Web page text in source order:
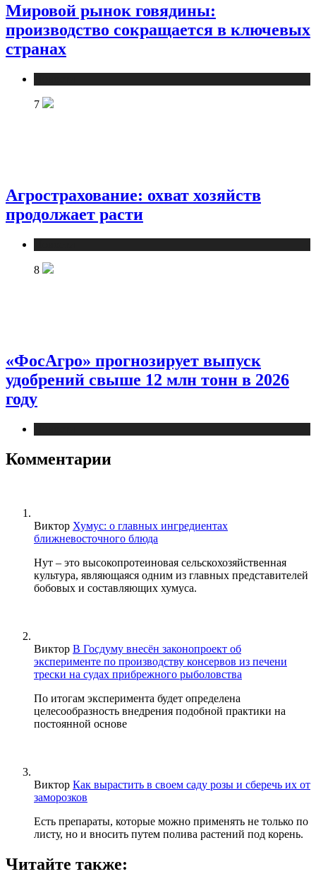
Мировой рынок говядины:
производство сокращается в ключевых
странах
7
Агрострахование: охват хозяйств
продолжает расти
8
«ФосАгро» прогнозирует выпуск
удобрений свыше 12 млн тонн в 2026
году
Комментарии
Виктор Хумус: о главных ингредиентах
ближневосточного блюда
Нут – это высокопротеиновая сельскохозяйственная
культура, являющаяся одним из главных представителей
бобовых и составляющих хумуса.
Виктор В Госдуму внесён законопроект об
эксперименте по производству консервов из печени
трески на судах прибрежного рыболовства
По итогам эксперимента будет определена
целесообразность внедрения подобной практики на
постоянной основе
Виктор Как вырастить в своем саду розы и сберечь их от
заморозков
Есть препараты, которые можно применять не только по
листу, но и вносить путем полива растений под корень.
Читайте также: